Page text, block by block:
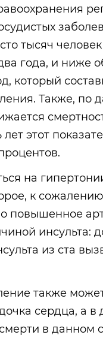
тысяч
года, и ниже
который
Также,
этот
на
к
повышенное
инсульта:
из ста
также
сердца, а
в данном